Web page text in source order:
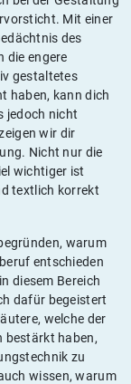
Mit einer
des
die engere
gestaltetes
haben, kann dich
jedoch nicht
wir dir
Nicht nur die
wichtiger ist
textlich korrekt
warum
entschieden
diesem Bereich
dafür begeistert
welche der
bestärkt haben,
zu
wissen, warum